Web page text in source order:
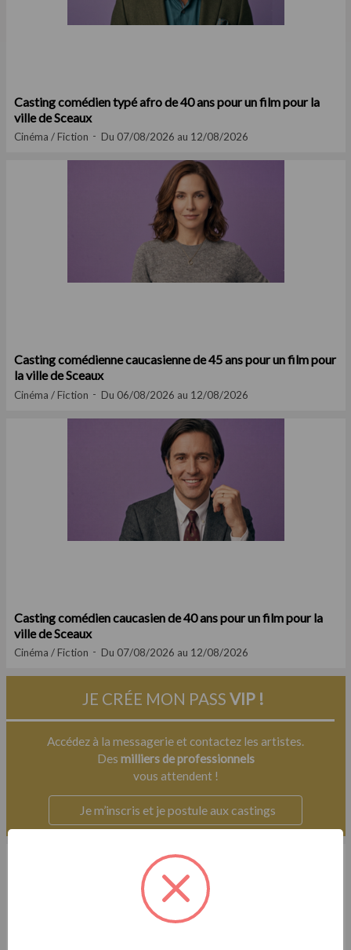
Casting comédien typé afro de 40 ans pour un film pour la
ville de Sceaux
Cinéma / Fiction Du 07/08/2026 au 12/08/2026
Casting comédienne caucasienne de 45 ans pour un film pour
la ville de Sceaux
Cinéma / Fiction Du 06/08/2026 au 12/08/2026
Casting comédien caucasien de 40 ans pour un film pour la
ville de Sceaux
Cinéma / Fiction Du 07/08/2026 au 12/08/2026
JE CRÉE MON PASSVIP !
Accédez à la messagerie et contactez les artistes.
Des milliers de professionnels
vous attendent !
Je m’inscris et je postule aux castings